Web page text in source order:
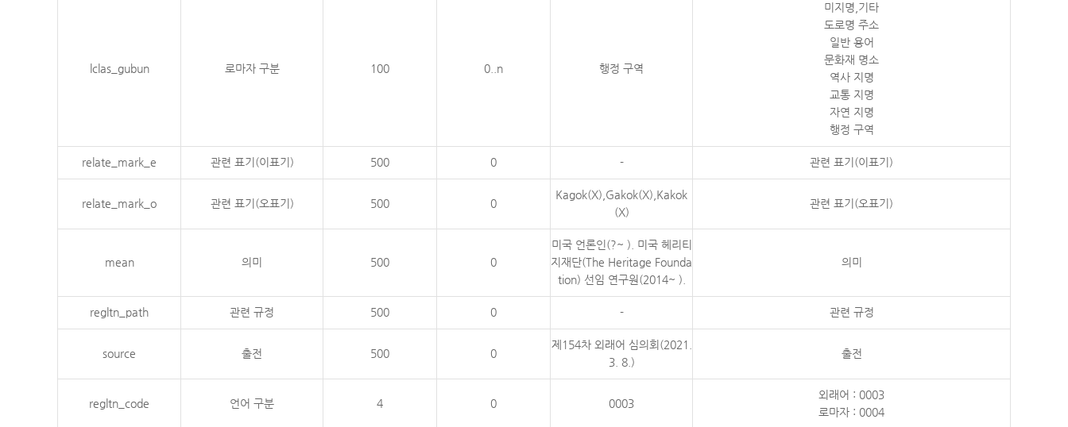
lclas_gubun 로마자 구분 100 0..n 행정 구역
미지명,기타
도로명 주소
일반 용어
문화재 명소
역사 지명
교통 지명
자연 지명
행정 구역
relate_mark_e 관련 표기(이표기) 500 0 - 관련 표기(이표기)
relate_mark_o 관련 표기(오표기) 500 0
Kagok(X),Gakok(X),Kakok
(X)
관련 표기(오표기)
mean 의미 500 0
미국 언론인(?~ ). 미국 헤리티
지재단(The Heritage Founda
tion) 선임 연구원(2014~ ).
의미
regltn_path 관련 규정 500 0 - 관련 규정
source 출전 500 0
제154차 외래어 심의회(2021.
3. 8.)
출전
regltn_code 언어 구분 4 0 0003
외래어 : 0003
로마자 : 0004